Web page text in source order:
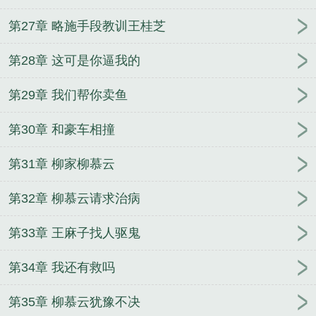
第27章 略施手段教训王桂芝
第28章 这可是你逼我的
第29章 我们帮你卖鱼
第30章 和豪车相撞
第31章 柳家柳慕云
第32章 柳慕云请求治病
第33章 王麻子找人驱鬼
第34章 我还有救吗
第35章 柳慕云犹豫不决